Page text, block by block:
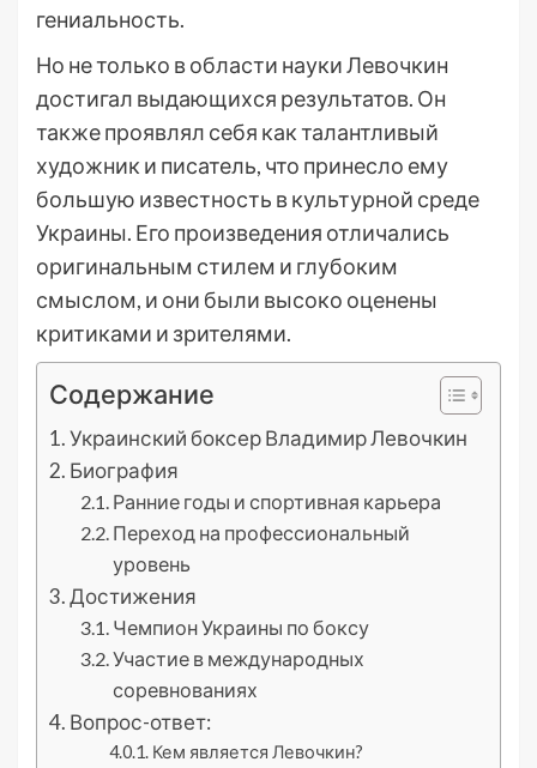
гениальность.
Но не только в области науки Левочкин
достигал выдающихся результатов. Он
также проявлял себя как талантливый
художник и писатель, что принесло ему
большую известность в культурной среде
Украины. Его произведения отличались
оригинальным стилем и глубоким
смыслом, и они были высоко оценены
критиками и зрителями.
Содержание
Украинский боксер Владимир Левочкин
Биография
Ранние годы и спортивная карьера
Переход на профессиональный
уровень
Достижения
Чемпион Украины по боксу
Участие в международных
соревнованиях
Вопрос-ответ:
Кем является Левочкин?